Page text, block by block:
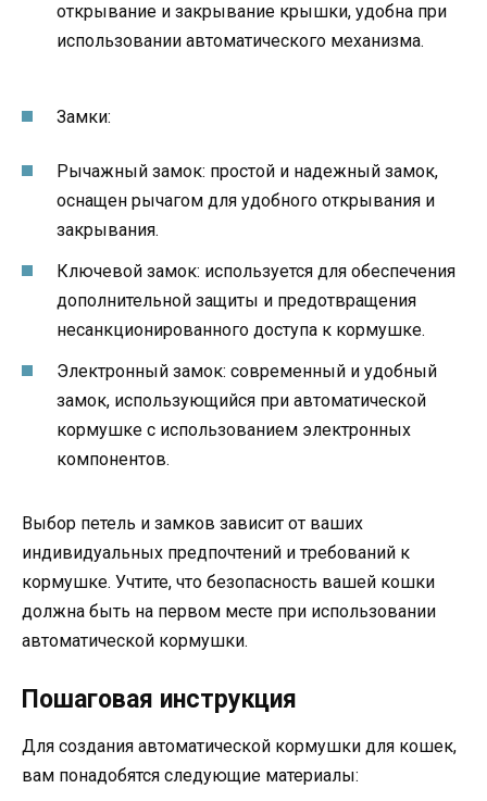
открывание и закрывание крышки, удобна при
использовании автоматического механизма.
Замки:
Рычажный замок: простой и надежный замок,
оснащен рычагом для удобного открывания и
закрывания.
Ключевой замок: используется для обеспечения
дополнительной защиты и предотвращения
несанкционированного доступа к кормушке.
Электронный замок: современный и удобный
замок, использующийся при автоматической
кормушке с использованием электронных
компонентов.
Выбор петель и замков зависит от ваших
индивидуальных предпочтений и требований к
кормушке. Учтите, что безопасность вашей кошки
должна быть на первом месте при использовании
автоматической кормушки.
Пошаговая инструкция
Для создания автоматической кормушки для кошек,
вам понадобятся следующие материалы: